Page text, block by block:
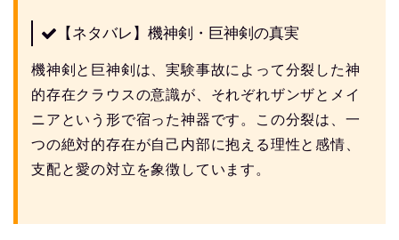
【ネタバレ】機神剣・巨神剣の真実
機神剣と巨神剣は、実験事故によって分裂した神
的存在クラウスの意識が、それぞれザンザとメイ
ニアという形で宿った神器です。この分裂は、一
つの絶対的存在が自己内部に抱える理性と感情、
支配と愛の対立を象徴しています。